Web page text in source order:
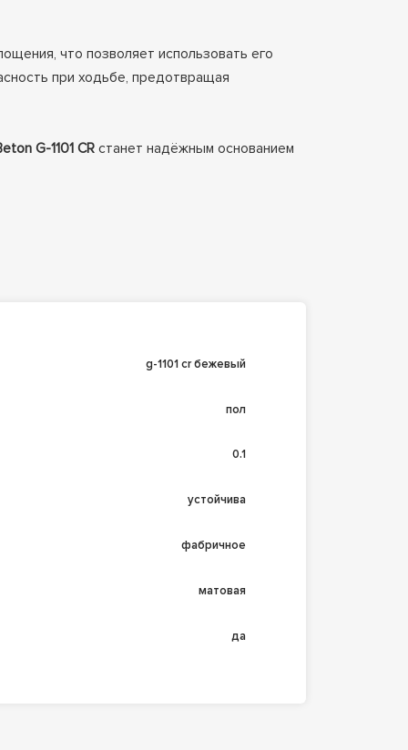
что позволяет использовать его
при ходьбе, предотвращая
G-1101 CRстанет надёжным основанием
g-1101 cr бежевый
пол
0.1
устойчива
фабричное
матовая
да